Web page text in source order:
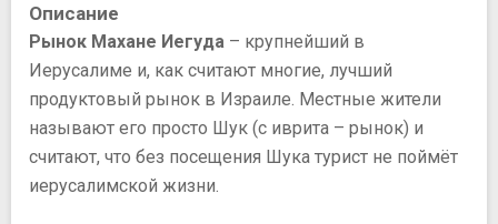
Описание
Рынок Махане Иегуда – крупнейший в
Иерусалиме и, как считают многие, лучший
продуктовый рынок в Израиле. Местные жители
называют его просто Шук (с иврита – рынок) и
считают, что без посещения Шука турист не поймёт
иерусалимской жизни.